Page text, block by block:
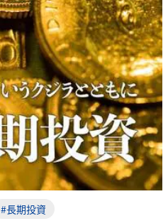
#長期投資